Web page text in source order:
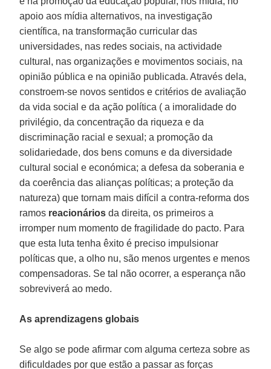
apoio aos mídia alternativos, na investigação
científica, na transformação curricular das
universidades, nas redes sociais, na actividade
cultural, nas organizações e movimentos sociais, na
opinião pública e na opinião publicada. Através dela,
constroem-se novos sentidos e critérios de avaliação
da vida social e da ação política ( a imoralidade do
privilégio, da concentração da riqueza e da
discriminação racial e sexual; a promoção da
solidariedade, dos bens comuns e da diversidade
cultural social e económica; a defesa da soberania e
da coerência das alianças políticas; a proteção da
natureza) que tornam mais difícil a contra-reforma dos
ramos reacionários da direita, os primeiros a
irromper num momento de fragilidade do pacto. Para
que esta luta tenha êxito é preciso impulsionar
políticas que, a olho nu, são menos urgentes e menos
compensadoras. Se tal não ocorrer, a esperança não
sobreviverá ao medo.
As aprendizagens globais
Se algo se pode afirmar com alguma certeza sobre as
dificuldades por que estão a passar as forças